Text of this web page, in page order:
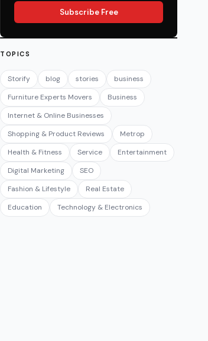
Subscribe Free
TOPICS
Storify blog stories
business
Furniture Experts Movers
Business
Internet & Online Businesses
Shopping & Product Reviews
Metrop
Health & Fitness
Service
Entertainment
Digital Marketing
SEO
Fashion & Lifestyle
Real Estate
Education
Technology & Electronics